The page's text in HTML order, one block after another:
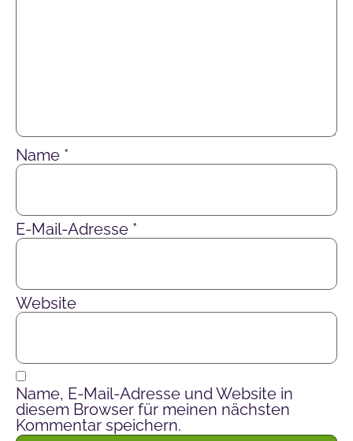
Name *
E-Mail-Adresse *
Website
Name, E-Mail-Adresse und Website in
diesem Browser für meinen nächsten
Kommentar speichern.